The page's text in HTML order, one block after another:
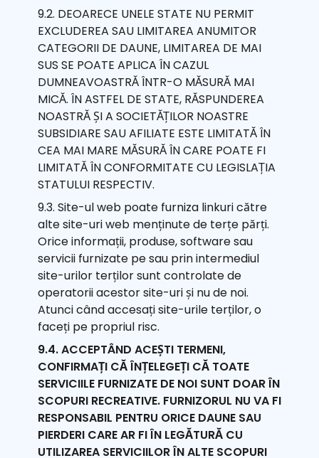
9.2. DEOARECE UNELE STATE NU PERMIT
EXCLUDEREA SAU LIMITAREA ANUMITOR
CATEGORII DE DAUNE, LIMITAREA DE MAI
SUS SE POATE APLICA ÎN CAZUL
DUMNEAVOASTRĂ ÎNTR-O MĂSURĂ MAI
MICĂ. ÎN ASTFEL DE STATE, RĂSPUNDEREA
NOASTRĂ ȘI A SOCIETĂȚILOR NOASTRE
SUBSIDIARE SAU AFILIATE ESTE LIMITATĂ ÎN
CEA MAI MARE MĂSURĂ ÎN CARE POATE FI
LIMITATĂ ÎN CONFORMITATE CU LEGISLAȚIA
STATULUI RESPECTIV.
9.3. Site-ul web poate furniza linkuri către
alte site-uri web menținute de terțe părți.
Orice informații, produse, software sau
servicii furnizate pe sau prin intermediul
site-urilor terților sunt controlate de
operatorii acestor site-uri și nu de noi.
Atunci când accesați site-urile terților, o
faceți pe propriul risc.
9.4. ACCEPTÂND ACEȘTI TERMENI,
CONFIRMAȚI CĂ ÎNȚELEGEȚI CĂ TOATE
SERVICIILE FURNIZATE DE NOI SUNT DOAR ÎN
SCOPURI RECREATIVE. FURNIZORUL NU VA FI
RESPONSABIL PENTRU ORICE DAUNE SAU
PIERDERI CARE AR FI ÎN LEGĂTURĂ CU
UTILIZAREA SERVICIILOR ÎN ALTE SCOPURI